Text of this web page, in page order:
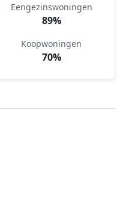
Eengezinswoningen
89%
Koopwoningen
70%